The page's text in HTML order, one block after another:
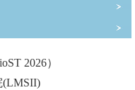
2026）
(LMSII)